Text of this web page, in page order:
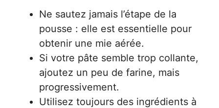
Ne sautez jamais l’étape de la
pousse : elle est essentielle pour
obtenir une mie aérée.
Si votre pâte semble trop collante,
ajoutez un peu de farine, mais
progressivement.
Utilisez toujours des ingrédients à